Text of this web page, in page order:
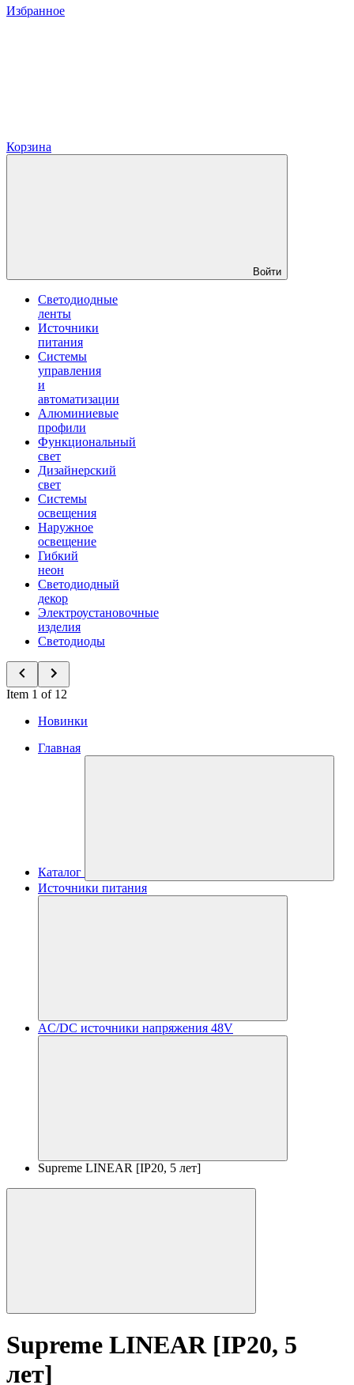
Избранное
Корзина
Войти
Светодиодные
ленты
Источники
питания
Системы
управления
и
автоматизации
Алюминиевые
профили
Функциональный
свет
Дизайнерский
свет
Системы
освещения
Наружное
освещение
Гибкий
неон
Светодиодный
декор
Электроустановочные
изделия
Светодиоды
Item 1 of 12
Новинки
Главная
Каталог
Источники питания
AC/DC источники напряжения 48V
Supreme LINEAR [IP20, 5 лет]
Supreme LINEAR [IP20, 5
лет]